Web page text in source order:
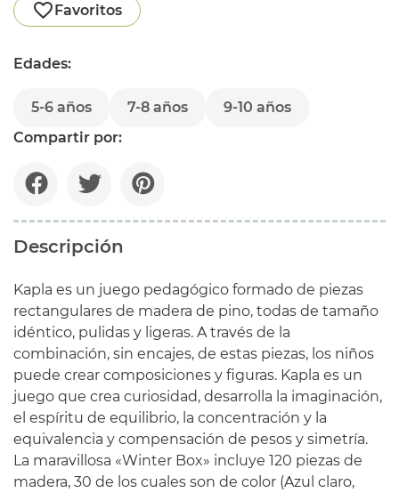
Favoritos
Edades:
5-6 años 7-8 años
9-10 años
Compartir por:
Descripción
Kapla es un juego pedagógico formado de piezas
rectangulares de madera de pino, todas de tamaño
idéntico, pulidas y ligeras. A través de la
combinación, sin encajes, de estas piezas, los niños
puede crear composiciones y figuras. Kapla es un
juego que crea curiosidad, desarrolla la imaginación,
el espíritu de equilibrio, la concentración y la
equivalencia y compensación de pesos y simetría.
La maravillosa «Winter Box» incluye 120 piezas de
madera, 30 de los cuales son de color (Azul claro,